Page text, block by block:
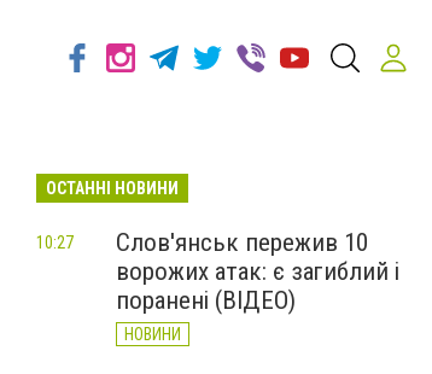
ОСТАННІ НОВИНИ
Слов'янськ пережив 10
ворожих атак: є загиблий і
поранені (ВІДЕО)
НОВИНИ
10:27